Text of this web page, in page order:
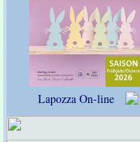
Lapozza On-line